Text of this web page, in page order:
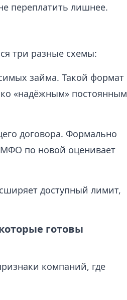
переплатить лишнее.
три разные схемы:
займа. Такой формат
«надёжным» постоянным
договора. Формально
МФО по новой оценивает
доступный лимит,
готовы
компаний, где